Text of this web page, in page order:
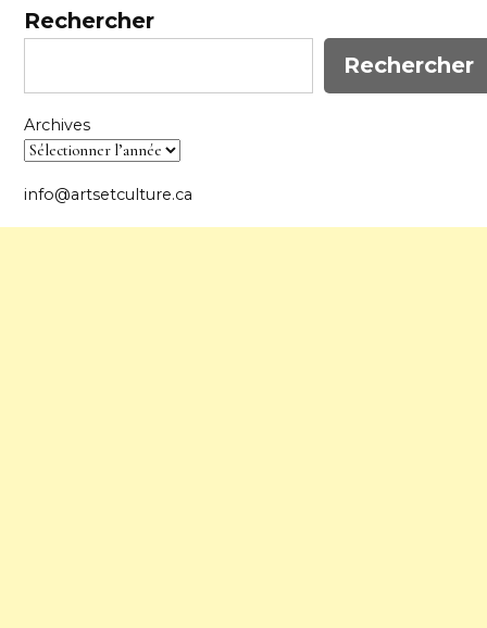
Rechercher
Rechercher
Archives
info@artsetculture.ca